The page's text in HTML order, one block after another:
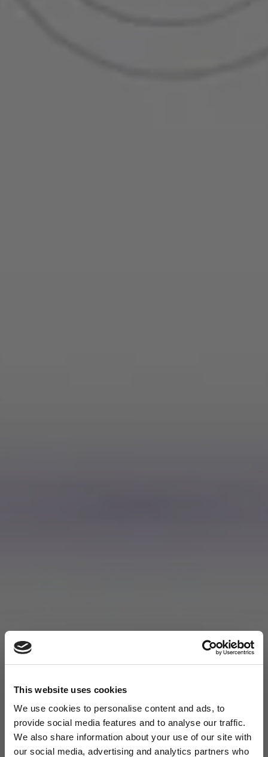
This website uses cookies
We use cookies to personalise content and ads, to
provide social media features and to analyse our traffic.
We also share information about your use of our site with
our social media, advertising and analytics partners who